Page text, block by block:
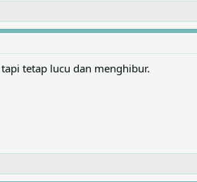
tetap lucu dan menghibur.